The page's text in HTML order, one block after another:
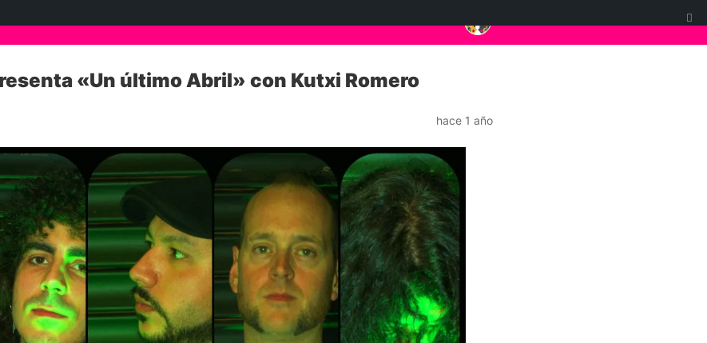
«Un último Abril» con Kutxi Romero
hace 1 año